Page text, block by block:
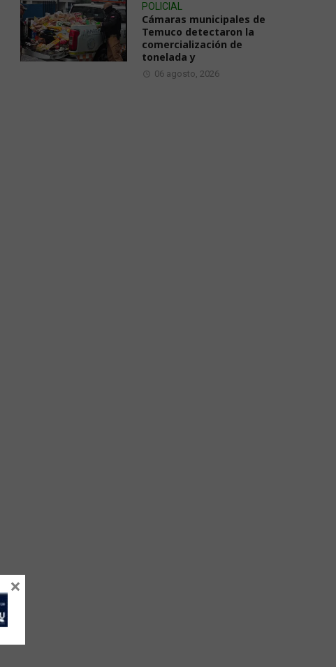
POLICIAL
Cámaras municipales de
Temuco detectaron la
comercialización de
tonelada y
06 agosto, 2026
×